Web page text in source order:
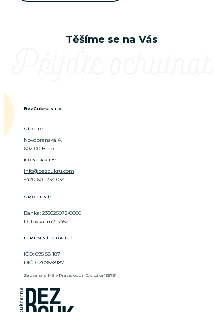
Těšíme se na Vás
BezCukru s.r.o.
SÍDLO:
Novobranská 4,
602 00 Brno
KONTAKTY:
info@bezcukru.com
+420 601 234 034
SPOJENÍ:
Banka: 235625072/0600
Datovka: m2tk45q
FIREMNÍ ÚDAJE:
IČO: 095 58 187
DIČ: CZ09558187
Zapsána u MS v Praze, oddíl C, vložka 136761.